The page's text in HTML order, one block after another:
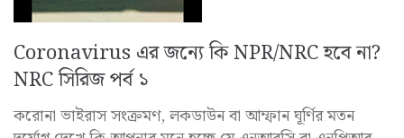
Coronavirus এর জন্যে কি NPR/NRC হবে না?
NRC সিরিজ পর্ব ১
করোনা ভাইরাস সংক্রমণ, লকডাউন বা আম্ফান ঘূর্ণির মতন